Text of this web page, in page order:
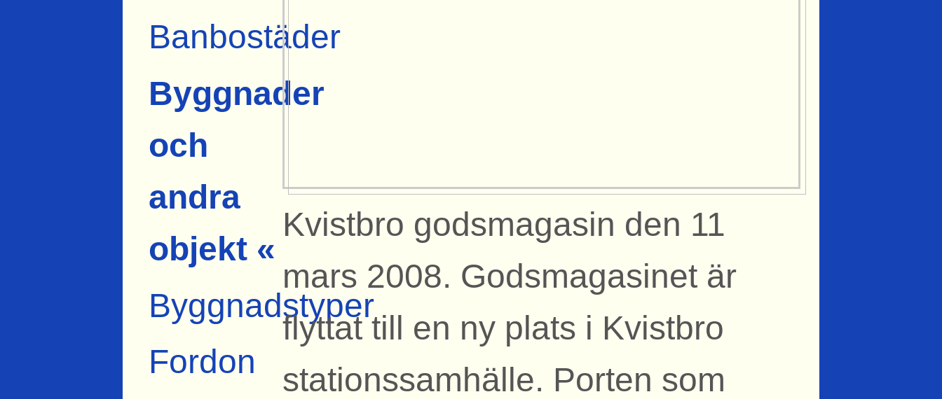
Banbostäder
Byggnader
och
andra
objekt «
Byggnadstyper
Fordon
Kvistbro godsmagasin den 11
mars 2008. Godsmagasinet är
flyttat till en ny plats i Kvistbro
stationssamhälle. Porten som